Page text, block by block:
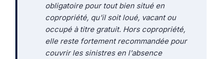
obligatoire pour tout bien situé en
copropriété, qu'il soit loué, vacant ou
occupé à titre gratuit. Hors copropriété,
elle reste fortement recommandée pour
couvrir les sinistres en l'absence